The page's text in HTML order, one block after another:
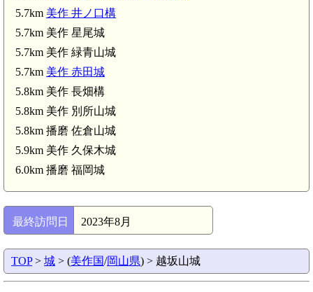
5.7km 美作 井ノ口構
5.7km 美作 星尾城
5.7km 美作 緑青山城
5.7km 美作 赤田城
5.8km 美作 長畑構
5.8km 美作 別所山城
5.8km 播磨 佐倉山城
5.9km 美作 久保木城
6.0km 播磨 福岡城
最終訪問日 2023年8月
TOP> 城 > (美作国/岡山県) > 越坂山城